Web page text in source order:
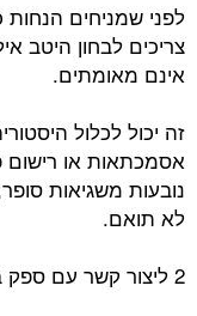
לפני שמניחים
צריכים לבחון היטב
אינם מאומתים.
זה יכול לכלול
אסמכתאות או רישום
נובעות משגיאות
לא תואם.
2 ליצור קשר עם ספק בדיקת הרקע: